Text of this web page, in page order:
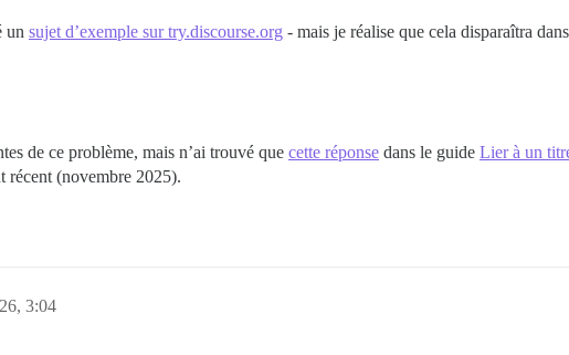
un sujet d’exemple sur try.discourse.org - mais je réalise que cela disparaîtra
de ce problème, mais n’ai trouvé que cette réponse dans le guide Lier à un
récent (novembre 2025).
3:04